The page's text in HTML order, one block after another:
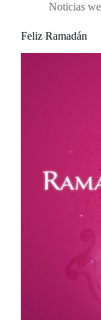
Noticias
Feliz Ramadán